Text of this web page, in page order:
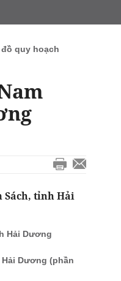
đồ quy hoạch
Sách, tỉnh Hải
Hải Dương
Dương (phần